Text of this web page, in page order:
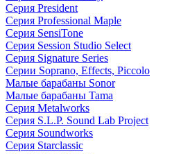
Серия President
Серия Professional Maple
Серия SensiTone
Серия Session Studio Select
Серия Signature Series
Серии Soprano, Effects, Piccolo
Малые барабаны Sonor
Малые барабаны Tama
Серия Metalworks
Серия S.L.P. Sound Lab Project
Серия Soundworks
Серия Starclassic